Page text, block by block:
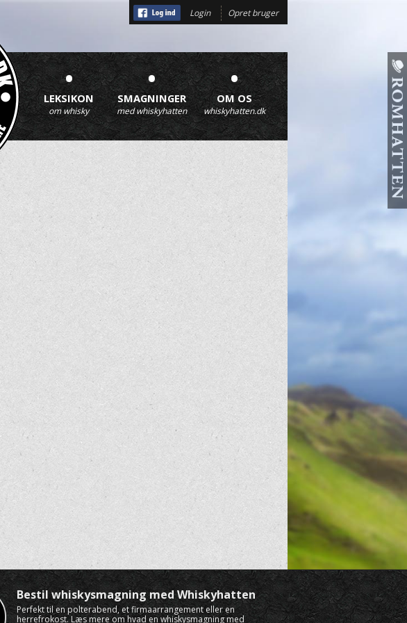
Login Opret bruger
•
LEKSIKON
om whisky
•
SMAGNINGER
med whiskyhatten
•
OM OS
whiskyhatten.dk
Bestil whiskysmagning med Whiskyhatten
Perfekt til en polterabend, et firmaarrangement eller en
herrefrokost. Læs mere om hvad en whiskysmagning med